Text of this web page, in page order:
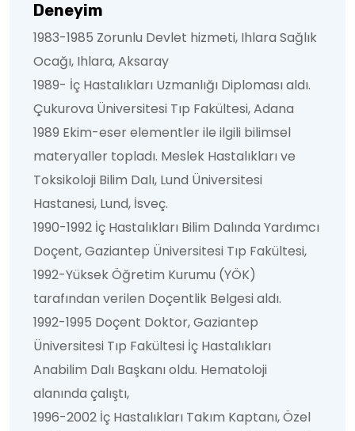
Deneyim
1983-1985 Zorunlu Devlet hizmeti, Ihlara Sağlık
Ocağı, Ihlara, Aksaray
1989- İç Hastalıkları Uzmanlığı Diploması aldı.
Çukurova Üniversitesi Tıp Fakültesi, Adana
1989 Ekim-eser elementler ile ilgili bilimsel
materyaller topladı. Meslek Hastalıkları ve
Toksikoloji Bilim Dalı, Lund Üniversitesi
Hastanesi, Lund, İsveç.
1990-1992 İç Hastalıkları Bilim Dalında Yardımcı
Doçent, Gaziantep Üniversitesi Tıp Fakültesi,
1992-Yüksek Öğretim Kurumu (YÖK)
tarafından verilen Doçentlik Belgesi aldı.
1992-1995 Doçent Doktor, Gaziantep
Üniversitesi Tıp Fakültesi İç Hastalıkları
Anabilim Dalı Başkanı oldu. Hematoloji
alanında çalıştı,
1996-2002 İç Hastalıkları Takım Kaptanı, Özel